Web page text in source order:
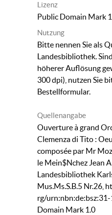
Lizenz
Public Domain Mark
Nutzung
Bitte nennen Sie als
Landesbibliothek.
höherer Auflösung
300 dpi), nutzen Sie
Bestellformular.
Quellenangabe
Ouverture à grand
Clemenza di Tito :
composée par Mr
le Mein$Nchez Jean
Landesbibliothek
Mus.Ms.S.B.5 Nr.26
rg/
Domain Mark 1.0